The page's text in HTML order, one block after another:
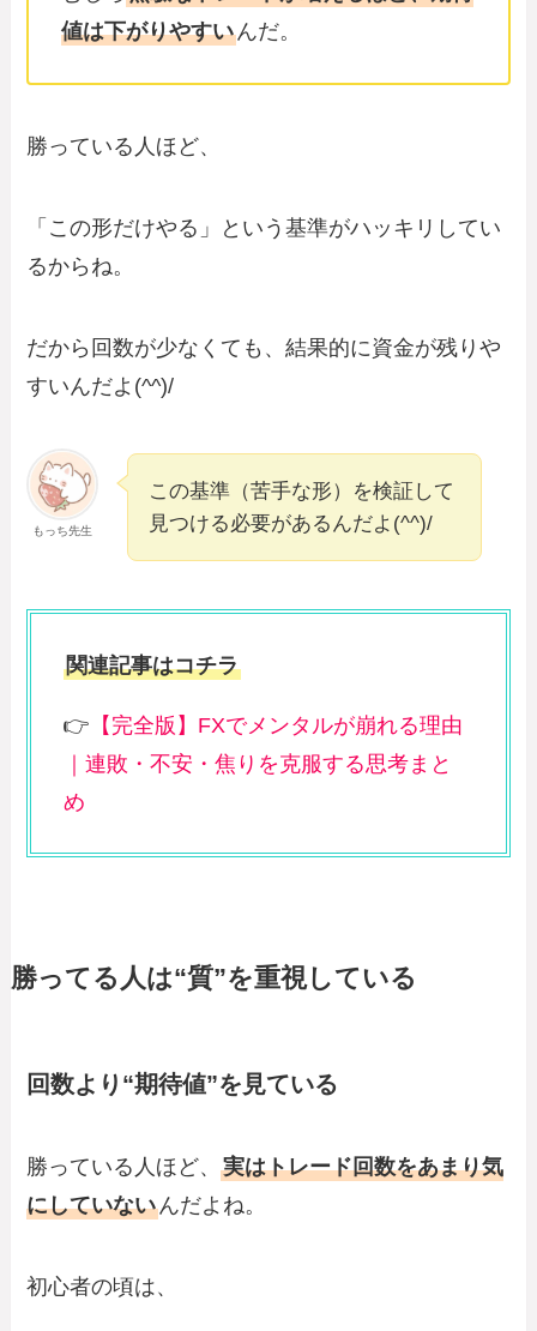
値は下がりやすいんだ。
勝っている人ほど、
「この形だけやる」という基準がハッキリしてい
るからね。
だから回数が少なくても、結果的に資金が残りや
すいんだよ(^^)/
もっち先生
この基準（苦手な形）を検証して
見つける必要があるんだよ(^^)/
関連記事はコチラ
👉 【完全版】FXでメンタルが崩れる理由
｜連敗・不安・焦りを克服する思考まと
め
勝ってる人は“質”を重視している
回数より“期待値”を見ている
勝っている人ほど、実はトレード回数をあまり気
にしていないんだよね。
初心者の頃は、